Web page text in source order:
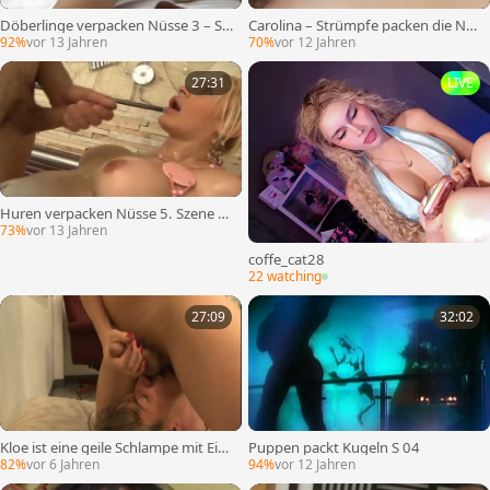
Döberlinge verpacken Nüsse 3 – Sz
ene 1
92%vor 13 Jahren
Carolina – Strümpfe packen die Nüs
se ein
70%vor 12 Jahren
27:31
Huren verpacken Nüsse 5. Szene z
wei
73%vor 13 Jahren
LIVE
coffe_cat28
22 watching
27:09
Kloe ist eine geile Schlampe mit Eier
n
82%vor 6 Jahren
32:02
Puppen packt Kugeln S 04
94%vor 12 Jahren